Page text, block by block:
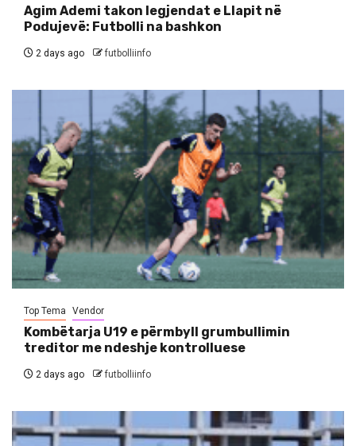
Agim Ademi takon legjendat e Llapit në
Podujevë: Futbolli na bashkon
2 days ago futbolliinfo
Top Tema Vendor
Kombëtarja U19 e përmbyll grumbullimin
treditor me ndeshje kontrolluese
2 days ago futbolliinfo